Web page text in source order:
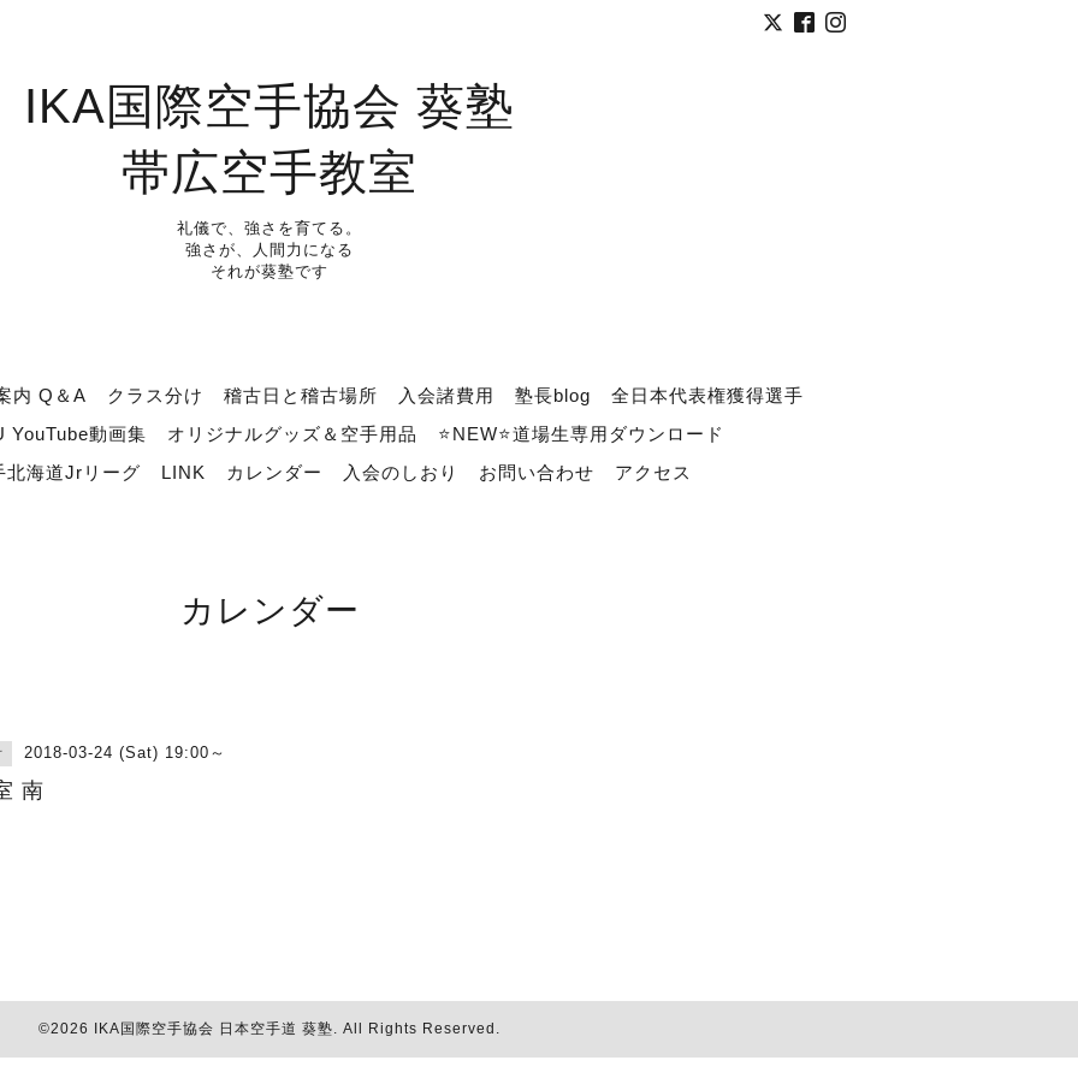
IKA国際空手協会 葵塾
帯広空手教室
礼儀で、強さを育てる。
強さが、人間力になる
それが葵塾です
内 Q＆A クラス分け 稽古日と稽古場所 入会諸費用 塾長blog
全日本代表権獲得選手
YouTube動画集
オリジナルグッズ＆空手用品
⭐NEW⭐道場生専用ダウンロード
北海道Jrリーグ
LINK カレンダー 入会のしおり お問い合わせ アクセス
カレンダー
2018-03-24 (Sat) 19:00～
南
©2026 IKA国際空手協会 日本空手道 葵塾. All Rights Reserved.